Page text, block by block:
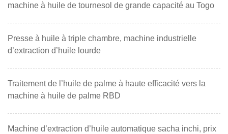
machine à huile de tournesol de grande capacité au Togo
Presse à huile à triple chambre, machine industrielle
d’extraction d’huile lourde
Traitement de l’huile de palme à haute efficacité vers la
machine à huile de palme RBD
Machine d’extraction d’huile automatique sacha inchi, prix